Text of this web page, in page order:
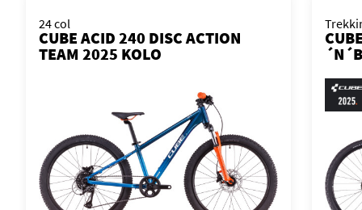
24 col
CUBE ACID 240 DISC ACTION
TEAM 2025 KOLO